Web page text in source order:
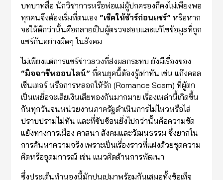
บทบาทสื่อ นักวิชาการหรือพ่อแม่ผู้ปกครองก็คงไม่เพียงพอ
ทุกคนจึงต้องเริ่มที่ตนเอง “เช็คให้ชัวร์ก่อนแชร์” หรือหาก
จะให้ดีกว่านั้นคือกลายเป็นผู้ตรวจสอบและแก้ไขข้อมูลที่ถูก
แชร์กันอย่างผิดๆ ในสังคม
ไม่เพียงแต่การแชร์ข่าวลวงที่ส่งผลกระทบ ยังมีเรื่องของ
“มิจฉาชีพออนไลน์”ที่คนยุคนี้ต้องรู้เท่าทัน เช่น แก๊งคอล
เซ็นเตอร์ หรือการหลอกให้รัก (Romance Scam) ที่ผู้ตก
เป็นเหยื่อจะเสียเงินเสียทองกันมากมาย เรื่องเหล่านี้เกิดขึ้น
กันทุกวันจนหน่วยงานภาครัฐดำเนินการไม่ไหวหรือไล่
ปราบปรามไม่ทัน และที่ซับซ้อนยิ่งไปกว่านั้นคือความขัด
แย้งทางการเมือง ศาสนา สังคมและวัฒนธรรม ซึ่งยากใน
การค้นหาความจริง เพราะเป็นเรื่องราวที่แฝงด้วยชุดความ
คิดหรืออุดมการณ์ เช่น แนวคิดด้านการพัฒนา
ซึ่งประเด็นทำนองนี้มักปนเปมาพร้อมกันเสมอทั้งข้อเท็จ